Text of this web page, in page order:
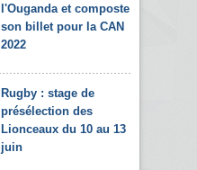
l'Ouganda et composte
son billet pour la CAN
2022
Rugby : stage de
présélection des
Lionceaux du 10 au 13
juin